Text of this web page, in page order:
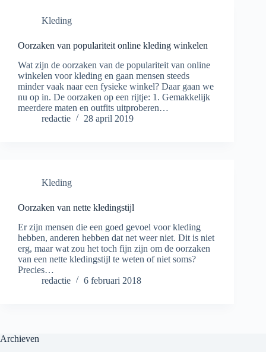
Kleding
Oorzaken van populariteit online kleding winkelen
Wat zijn de oorzaken van de populariteit van online
winkelen voor kleding en gaan mensen steeds
minder vaak naar een fysieke winkel? Daar gaan we
nu op in. De oorzaken op een rijtje: 1. Gemakkelijk
meerdere maten en outfits uitproberen…
redactie
28 april 2019
Kleding
Oorzaken van nette kledingstijl
Er zijn mensen die een goed gevoel voor kleding
hebben, anderen hebben dat net weer niet. Dit is niet
erg, maar wat zou het toch fijn zijn om de oorzaken
van een nette kledingstijl te weten of niet soms?
Precies…
redactie
6 februari 2018
Archieven